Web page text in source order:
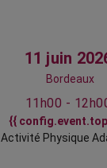
11 juin
Bordeaux
11h00 -
{{
Activité Physique